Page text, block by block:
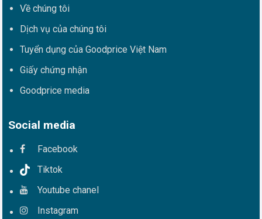
Về chúng tôi
Dịch vụ của chúng tôi
Tuyển dụng của Goodprice Việt Nam
Giấy chứng nhận
Goodprice media
Social media
Facebook
Tiktok
Youtube chanel
Instagram